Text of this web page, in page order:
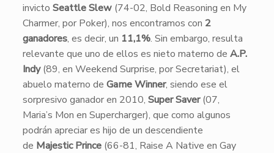
invicto Seattle Slew(74-02, Bold Reasoning en My
Charmer, por Poker), nos encontramos con 2
ganadores, es decir, un 11,1%. Sin embargo, resulta
relevante que uno de ellos es nieto materno de A.P.
Indy(89, en Weekend Surprise, por Secretariat), el
abuelo materno de Game Winner, siendo ese el
sorpresivo ganador en 2010, Super Saver(07,
Maria’s Mon en Supercharger), que como algunos
podrán apreciar es hijo de un descendiente
de Majestic Prince(66-81, Raise A Native en Gay